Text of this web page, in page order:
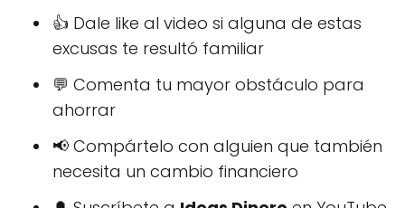
👍 Dale like al video si alguna de estas
excusas te resultó familiar
💬 Comenta tu mayor obstáculo para
ahorrar
📢 Compártelo con alguien que también
necesita un cambio financiero